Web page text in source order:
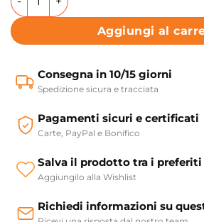
Aggiungi al
Consegna in 10/15 giorni
Spedizione sicura e tracciata
Pagamenti sicuri e certificati
Carte, PayPal e Bonifico
Salva il prodotto tra i preferiti
Aggiungilo alla Wishlist
Richiedi informazioni su